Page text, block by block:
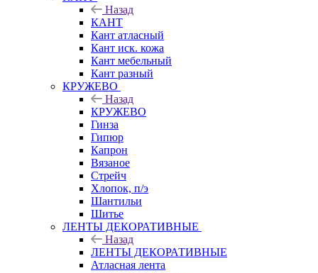
Назад
КАНТ
Кант атласный
Кант иск. кожа
Кант мебельный
Кант разный
КРУЖЕВО
Назад
КРУЖЕВО
Гинза
Гипюр
Капрон
Вязаное
Стрейч
Хлопок, п/э
Шантильи
Шитье
ЛЕНТЫ ДЕКОРАТИВНЫЕ
Назад
ЛЕНТЫ ДЕКОРАТИВНЫЕ
Атласная лента